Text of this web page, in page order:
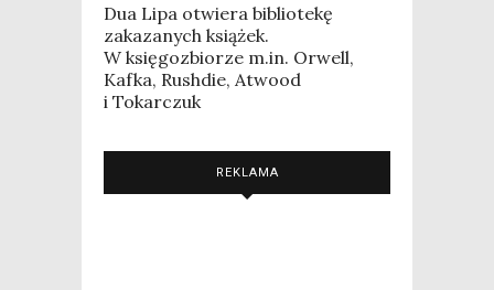
Dua Lipa otwiera bibliotekę
zakazanych książek.
W księgozbiorze m.in. Orwell,
Kafka, Rushdie, Atwood
i Tokarczuk
REKLAMA